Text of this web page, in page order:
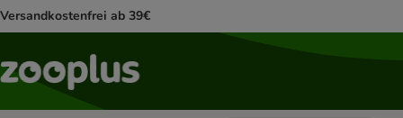
Versandkostenfrei ab 39€